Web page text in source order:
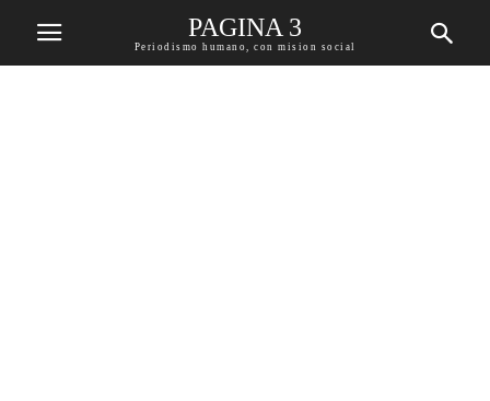
PAGINA 3
Periodismo humano, con mision social